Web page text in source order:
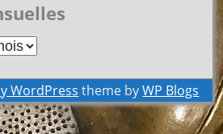
WordPress theme byWP Blogs